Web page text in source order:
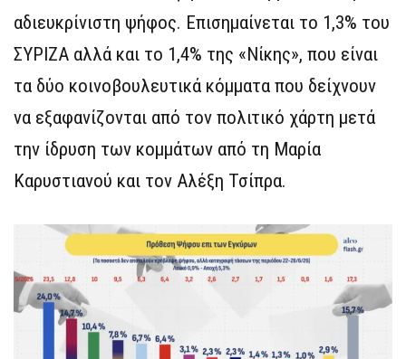
αδιευκρίνιστη ψήφος. Επισημαίνεται το 1,3% του
ΣΥΡΙΖΑ αλλά και το 1,4% της «Νίκης», που είναι
τα δύο κοινοβουλευτικά κόμματα που δείχνουν
να εξαφανίζονται από τον πολιτικό χάρτη μετά
την ίδρυση των κομμάτων από τη Μαρία
Καρυστιανού και τον Αλέξη Τσίπρα.